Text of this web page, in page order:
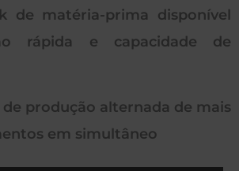
de matéria-prima disponível
rápida e capacidade de
de produção alternada de mais
em simultâneo